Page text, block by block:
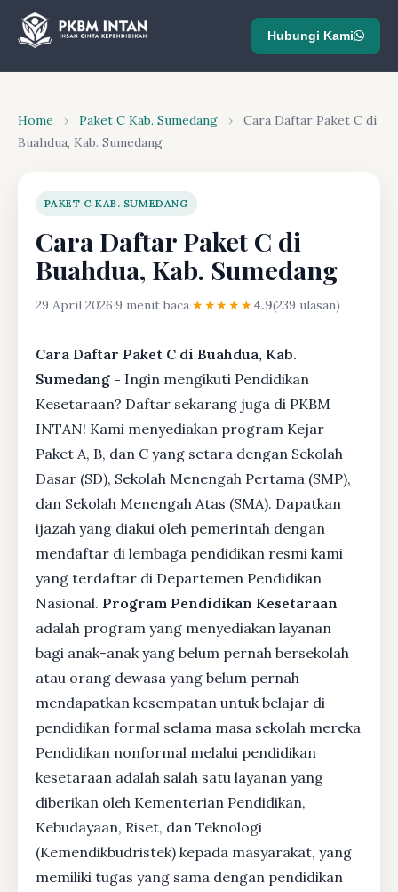
Hubungi Kami
Home › Paket C Kab. Sumedang ›
Cara Daftar Paket C di
Buahdua, Kab. Sumedang
PAKET C KAB. SUMEDANG
Cara Daftar Paket C di
Buahdua, Kab. Sumedang
29 April 2026·9 menit baca·★★★★★4.9(239 ulasan)
Cara Daftar Paket C di Buahdua, Kab.
Sumedang - Ingin mengikuti Pendidikan
Kesetaraan? Daftar sekarang juga di PKBM
INTAN! Kami menyediakan program Kejar
Paket A, B, dan C yang setara dengan Sekolah
Dasar (SD), Sekolah Menengah Pertama (SMP),
dan Sekolah Menengah Atas (SMA). Dapatkan
ijazah yang diakui oleh pemerintah dengan
mendaftar di lembaga pendidikan resmi kami
yang terdaftar di Departemen Pendidikan
Nasional. Program Pendidikan Kesetaraan
adalah program yang menyediakan layanan
bagi anak-anak yang belum pernah bersekolah
atau orang dewasa yang belum pernah
mendapatkan kesempatan untuk belajar di
pendidikan formal selama masa sekolah mereka
Pendidikan nonformal melalui pendidikan
kesetaraan adalah salah satu layanan yang
diberikan oleh Kementerian Pendidikan,
Kebudayaan, Riset, dan Teknologi
(Kemendikbudristek) kepada masyarakat, yang
memiliki tugas yang sama dengan pendidikan